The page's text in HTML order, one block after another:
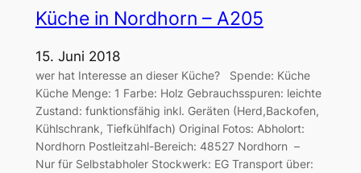
Küche in Nordhorn – A205
15. Juni 2018
wer hat Interesse an dieser Küche? Spende: Küche
Küche Menge: 1 Farbe: Holz Gebrauchsspuren: leichte
Zustand: funktionsfähig inkl. Geräten (Herd,Backofen,
Kühlschrank, Tiefkühlfach) Original Fotos: Abholort:
Nordhorn Postleitzahl-Bereich: 48527 Nordhorn –
Nur für Selbstabholer Stockwerk: EG Transport über: